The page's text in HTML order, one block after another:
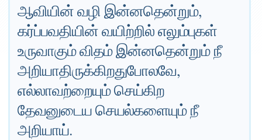
ஆவியின் வழி இன்னதென்றும்,
கர்ப்பவதியின் வயிற்றில் எலும்புகள்
உருவாகும் விதம் இன்னதென்றும் நீ
அறியாதிருக்கிறதுபோலவே,
எல்லாவற்றையும் செய்கிற
தேவனுடைய செயல்களையும் நீ
அறியாய்.